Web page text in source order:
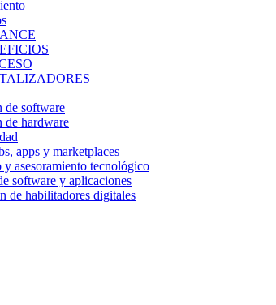
de software
de hardware
apps y marketplaces
asesoramiento tecnológico
software y aplicaciones
de habilitadores digitales